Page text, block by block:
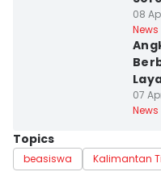
08
News
07
News
Topics
beasiswa Kalimantan